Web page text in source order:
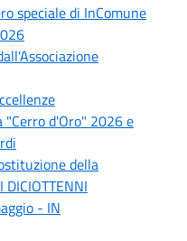
speciale di InComune
"Cerro d'Oro" 2026 e
della
- IN